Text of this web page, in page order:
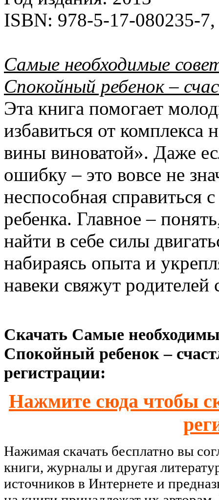
ISBN: 978-5-17-080235-
Самые необходимые
Спокойный ребенок –
Эта книга помогает
избавиться от комплекса
вины виноватой». Даже
ошибку – это вовсе не
неспособная справиться
ребенка. Главное –
найти в себе силы
набираясь опыта и
навеки свяжут родителей
Скачать Самые
Спокойный ребенок –
регистрации:
Нажмите сюда чтобы
Нажимая скачать бесплатно вы
книги, журналы и другая
источников в Интернете и